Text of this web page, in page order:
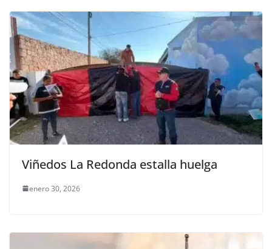
Viñedos La Redonda estalla huelga
enero 30, 2026